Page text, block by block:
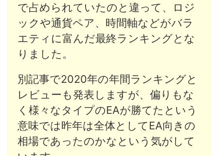
で占められていたのと違って、ロジ
ックや通貨ペア、時間軸などがバラ
エティに富んだ最終ランキングとな
りました。
別記事で2020年の年間ランキングと
レビューも発表しますが、偏りもな
く様々なタイプのEAが勝てたという
意味では昨年は全体としてEA向きの
相場であったのかなという気がして